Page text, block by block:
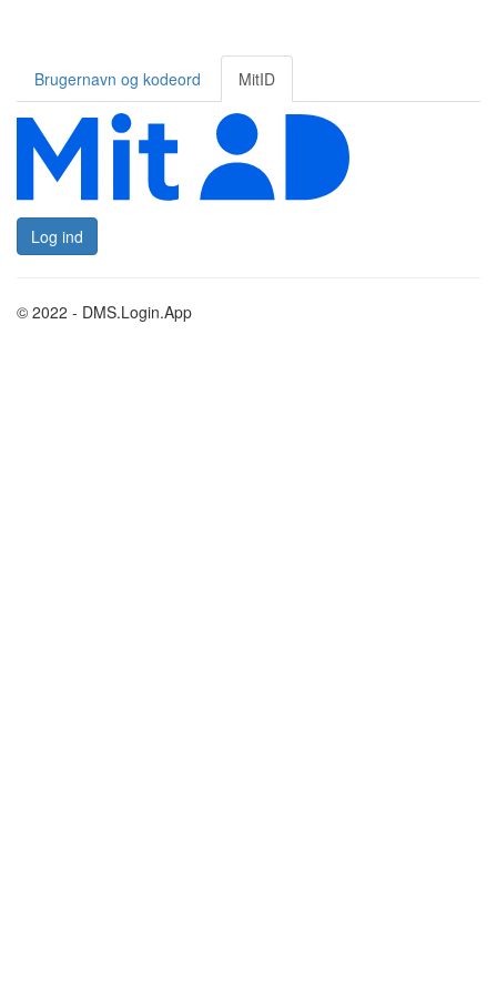
Brugernavn og kodeord MitID
Log ind
© 2022 - DMS.Login.App